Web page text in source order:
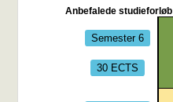
Anbefalede studieforløb
Semester 6
30 ECTS